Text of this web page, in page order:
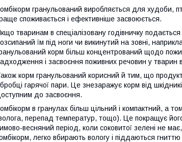
гранульований виробляється для худоби,
споживається і ефективніше засвоюється.
тваринам в спеціалізовану годівничку
їм під ноги чи викинутий на зовні,
корм більш концентрований щодо
і засвоєння поживних речовин у тварин
корм гранульований корисний й тим, що
гарячої пари. Це знезаражує корм від
до засвоєння.
в гранулах більш цільний і компактний, а
перепад температур, тощо). Це покращує
весняний період, коли соковитої зелені не
легко вбирають вологу і піддаються